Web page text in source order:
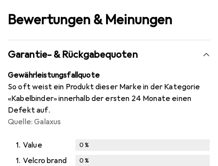
Bewertungen & Meinungen
Garantie- & Rückgabequoten
Gewährleistungsfallquote
So oft weist ein Produkt dieser Marke in der Kategorie
«Kabelbinder» innerhalb der ersten 24 Monate einen
Defekt auf.
Quelle: Galaxus
1. Value 0%
1. Velcro brand 0%